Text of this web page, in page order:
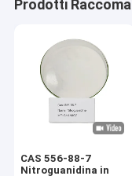
Prodotti
CAS 556-88-7
Nitroguanidina in